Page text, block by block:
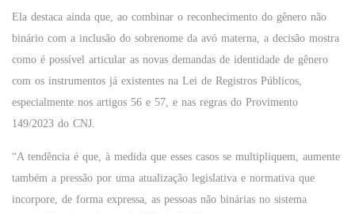
Ela destaca ainda que, ao combinar o reconhecimento do gênero não
binário com a inclusão do sobrenome da avó materna, a decisão mostra
como é possível articular as novas demandas de identidade de gênero
com os instrumentos já existentes na Lei de Registros Públicos,
especialmente nos artigos 56 e 57, e nas regras do Provimento
149/2023 do CNJ.
“A tendência é que, à medida que esses casos se multipliquem, aumente
também a pressão por uma atualização legislativa e normativa que
incorpore, de forma expressa, as pessoas não binárias no sistema